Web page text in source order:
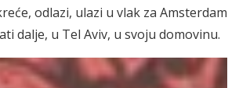
odlazi, ulazi u vlak za Amsterdam
dalje, u Tel Aviv, u svoju domovinu.